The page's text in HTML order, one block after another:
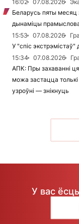
16:02
07.08.2026
Беларусь пяты
дынаміцы
15:53
07.08.2026
У "спіс
15:34
07.08.2026
АПК: Пры захаванні
можа застацца
узроўні — знікнуць
У вас